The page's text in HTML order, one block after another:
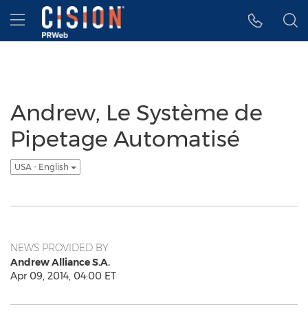
Accessibility Statement
Skip Navigation
Hamburger menu
Andrew, Le Système de
Pipetage Automatisé
USA - English
NEWS PROVIDED BY
Andrew Alliance S.A.
Apr 09, 2014, 04:00 ET